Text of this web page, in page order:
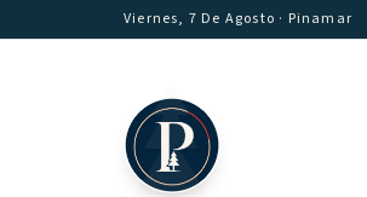
Saltar al contenidoViernes, 7 De Agosto · Pinamar